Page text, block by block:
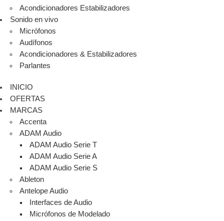
Acondicionadores Estabilizadores
Sonido en vivo
Micrófonos
Audífonos
Acondicionadores & Estabilizadores
Parlantes
INICIO
OFERTAS
MARCAS
Accenta
ADAM Audio
ADAM Audio Serie T
ADAM Audio Serie A
ADAM Audio Serie S
Ableton
Antelope Audio
Interfaces de Audio
Micrófonos de Modelado